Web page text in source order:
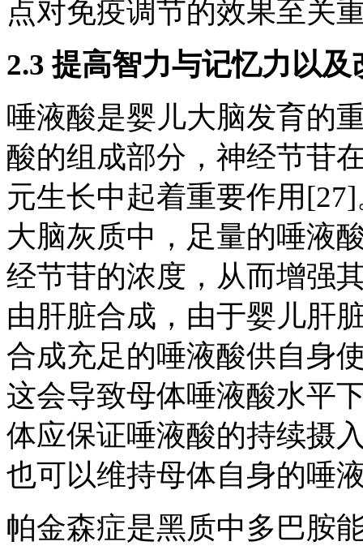
点对免疫调节的效果至关
2.3 提高智力与记忆力以
唾液酸是婴儿大脑发育的
酸的组成部分，神经节苷
元生长中起着重要作用
大脑灰质中，足量的唾液
经节苷的浓度，从而增强
由肝脏合成，由于婴儿肝
合成充足的唾液酸供自身
这会导致母体唾液酸水平
体应保证唾液酸的持续摄
也可以维持母体自身的唾
帕金森症是黑质中多巴胺